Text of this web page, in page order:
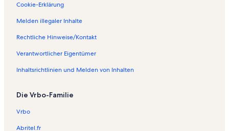
Cookie-Erklärung
Melden illegaler Inhalte
Rechtliche Hinweise/Kontakt
Verantwortlicher Eigentümer
Inhaltsrichtlinien und Melden von Inhalten
Die Vrbo-Familie
Vrbo
Abritel.fr